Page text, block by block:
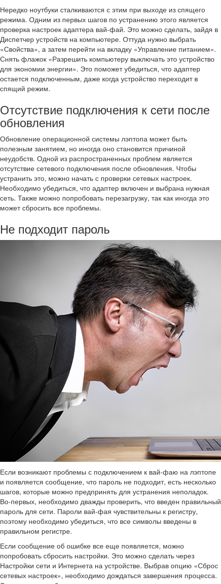
Нередко ноутбуки сталкиваются с этим при выходе из спящего
режима. Одним из первых шагов по устранению этого является
проверка настроек адаптера вай-фай. Это можно сделать, зайдя в
Диспетчер устройств на компьютере. Оттуда нужно выбрать
«Свойства», а затем перейти на вкладку «Управление питанием».
Снять флажок «Разрешить компьютеру выключать это устройство
для экономии энергии». Это поможет убедиться, что адаптер
остается подключенным, даже когда устройство переходит в
спящий режим.
Отсутствие подключения к сети после
обновления
Обновление операционной системы лэптопа может быть
полезным занятием, но иногда оно становится причиной
неудобств. Одной из распространенных проблем является
отсутствие сетевого подключения после обновления. Чтобы
устранить это, можно начать с проверки сетевых настроек.
Необходимо убедиться, что адаптер включен и выбрана нужная
сеть. Также можно попробовать перезагрузку, так как иногда это
может сбросить все проблемы.
Не подходит пароль
Если возникают проблемы с подключением к вай-фаю на лэптопе
и появляется сообщение, что пароль не подходит, есть несколько
шагов, которые можно предпринять для устранения неполадок.
Во-первых, необходимо дважды проверить, что введен правильный
пароль для сети. Пароли вай-фая чувствительны к регистру,
поэтому необходимо убедиться, что все символы введены в
правильном регистре.
Если сообщение об ошибке все еще появляется, можно
попробовать сбросить настройки. Это можно сделать через
Настройки сети и Интернета на устройстве. Выбрав опцию «Сброс
сетевых настроек», необходимо дождаться завершения процесса.